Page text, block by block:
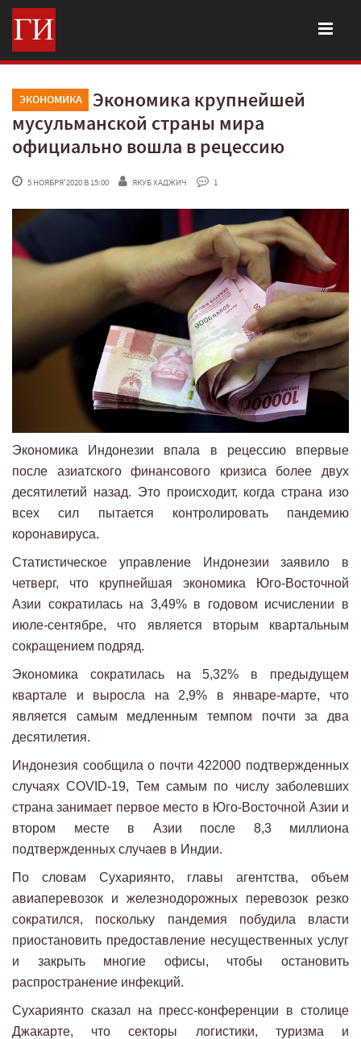
ЭКОНОМИКА
Экономика крупнейшей
мусульманской страны мира
официально вошла в рецессию
5 НОЯБРЯ'2020 В 15:00 ЯКУБ ХАДЖИЧ 1
Экономика Индонезии впала в рецессию впервые
после азиатского финансового кризиса более двух
десятилетий назад. Это происходит, когда страна изо
всех сил пытается контролировать пандемию
коронавируса.
Статистическое управление Индонезии заявило в
четверг, что крупнейшая экономика Юго-Восточной
Азии сократилась на 3,49% в годовом исчислении в
июле-сентябре, что является вторым квартальным
сокращением подряд.
Экономика сократилась на 5,32% в предыдущем
квартале и выросла на 2,9% в январе-марте, что
является самым медленным темпом почти за два
десятилетия.
Индонезия сообщила о почти 422000 подтвержденных
случаях COVID-19, Тем самым по числу заболевших
страна занимает первое место в Юго-Восточной Азии и
втором месте в Азии после 8,3 миллиона
подтвержденных случаев в Индии.
По словам Сухариянто, главы агентства, объем
авиаперевозок и железнодорожных перевозок резко
сократился, поскольку пандемия побудила власти
приостановить предоставление несущественных услуг
и закрыть многие офисы, чтобы остановить
распространение инфекций.
Сухариянто сказал на пресс-конференции в столице
Джакарте, что секторы логистики, туризма и